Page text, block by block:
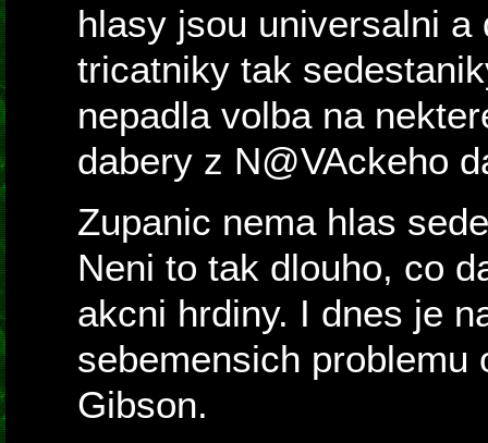
hlasy jsou universalni a
tricatniky tak
nepadla volba na
dabery z N@VAckeho
Zupanic nema hlas
Neni to tak dlouho, co
akcni hrdiny. I dnes je
sebemensich problemu
Gibson.